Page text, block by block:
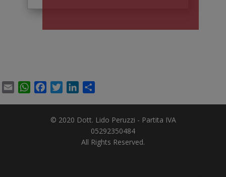
Email WhatsApp
FacebookTwitterLinkedIn
© 2020 Dott. Lido Peruzzi - Partita IVA
05292350484
All Rights Reserved.